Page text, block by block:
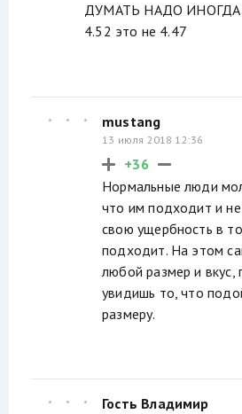
ДУМАТЬ НАДО ИНОГДА
4.52 это не 4.47
mustang
13 июля 2018 12:36
+36
Нормальные люди
что им подходит и
свою ущербность в
подходит. На этом
любой размер и вкус,
увидишь то, что
размеру.
Гость Владимир